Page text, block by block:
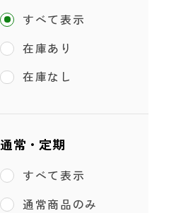
すべて表示
在庫あり
在庫なし
通常・定期
すべて表示
通常商品のみ